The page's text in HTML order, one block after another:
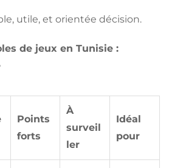
utile, et orientée décision.
de jeux en Tunisie :
Points
forts
À
surveil
ler
Idéal
pour